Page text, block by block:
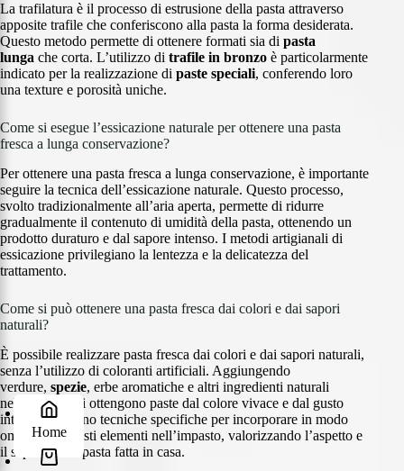
La trafilatura è il processo di estrusione della pasta attraverso
apposite trafile che conferiscono alla pasta la forma desiderata.
Questo metodo permette di ottenere formati sia di pasta
lunga che corta. L’utilizzo di trafile in bronzo è particolarmente
indicato per la realizzazione di paste speciali, conferendo loro
una texture e porosità uniche.
Come si esegue l’essicazione naturale per ottenere una pasta
fresca a lunga conservazione?
Per ottenere una pasta fresca a lunga conservazione, è importante
seguire la tecnica dell’essicazione naturale. Questo processo,
svolto tradizionalmente all’aria aperta, permette di ridurre
gradualmente il contenuto di umidità della pasta, ottenendo un
prodotto duraturo e dal sapore intenso. I metodi artigianali di
essicazione privilegiano la lentezza e la delicatezza del
trattamento.
Come si può ottenere una pasta fresca dai colori e dai sapori
naturali?
È possibile realizzare pasta fresca dai colori e dai sapori naturali,
senza l’utilizzo di coloranti artificiali. Aggiungendo
verdure, spezie, erbe aromatiche e altri ingredienti naturali
nell’impasto, si ottengono paste dal colore vivace e dal gusto
intenso. Esistono tecniche specifiche per incorporare in modo
omogeneo questi elementi nell’impasto, valorizzando l’aspetto e
il sapore della pasta fatta in casa.
Home